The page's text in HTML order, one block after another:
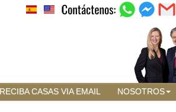
RECIBA CASAS VIA EMAIL NOSOTROS